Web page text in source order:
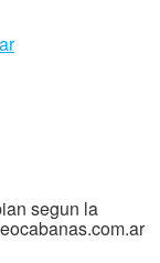
segun la